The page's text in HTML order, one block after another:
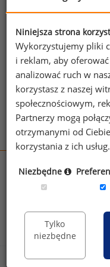
kadrowe nadal będą
Zobacz więcej
sedlak.pl
badania
HR.pl
Niniejsza strona
Wykorzystujemy pliki
i reklam, aby
analizować ruch w
korzystasz z naszej
społecznościowym,
Partnerzy mogą
otrzymanymi od
korzystania z ich usług.
Niezbędne
Tylko
niezbędne